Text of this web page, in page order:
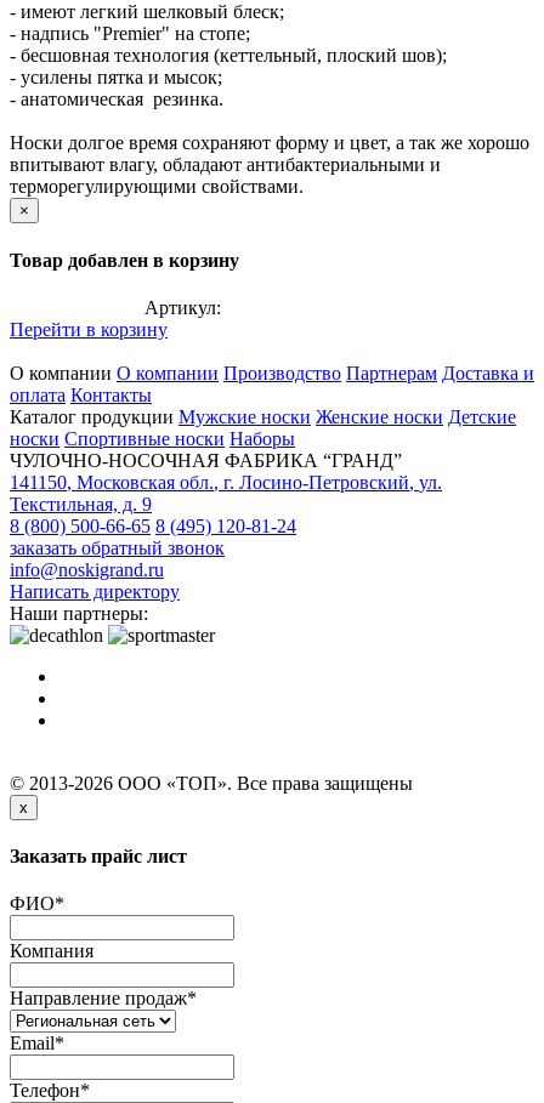
- имеют легкий шелковый блеск;
- надпись "Premier" на стопе;
- бесшовная технология (кеттельный, плоский шов);
- усилены пятка и мысок;
- анатомическая резинка.
Носки долгое время сохраняют форму и цвет, а так же хорошо
впитывают влагу, обладают антибактериальными и
терморегулирующими свойствами.
×
Товар добавлен в корзину
Артикул:
Перейти в корзину
О компании О компании Производство Партнерам Доставка и
оплата Контакты
Каталог продукции Мужские носки Женские носки Детские
носки Спортивные носки Наборы
ЧУЛОЧНО-НОСОЧНАЯ ФАБРИКА “ГРАНД”
141150, Московская обл., г. Лосино-Петровский, ул.
Текстильная, д. 9
8 (800) 500-66-65 8 (495) 120-81-24
заказать обратный звонок
info@noskigrand.ru
Написать директору
Наши партнеры:
© 2013-2026 ООО «ТОП». Все права защищены
x
Заказать прайс лист
ФИО*
Компания
Направление продаж*
Email*
Телефон*